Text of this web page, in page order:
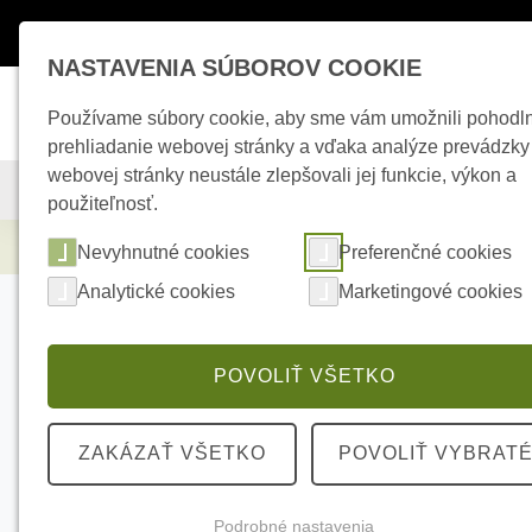
KAMEROVÉ SYSTÉMY ZABEZPEČOVACIE SYSTÉMY
Zabezpečovacie systémy AJAX
NASTAVENIA SÚBOROV COOKIE
Používame súbory cookie, aby sme vám umožnili
prehliadanie webovej stránky a vďaka analýze prevádzky
webovej stránky neustále zlepšovali jej funkcie, výkon a
použiteľnosť.
Nevyhnutné cookies
Preferenčné cookies
Analytické cookies
Marketingové cookies
POVOLIŤ VŠETKO
ZAKÁZAŤ VŠETKO POVOLIŤ VYBRATÉ
Podrobné nastavenia